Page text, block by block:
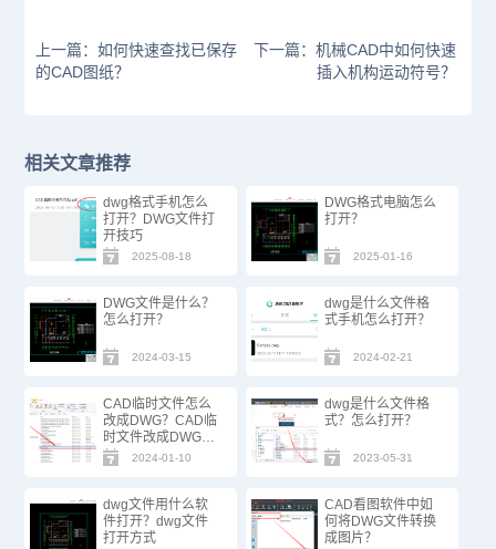
上一篇：如何快速查找已保存
的CAD图纸？
下一篇：机械CAD中如何快速
插入机构运动符号？
相关文章推荐
dwg格式手机怎么
打开？DWG文件打
开技巧
2025-08-18
DWG格式电脑怎么
打开？
2025-01-16
DWG文件是什么？
怎么打开？
2024-03-15
dwg是什么文件格
式手机怎么打开？
2024-02-21
CAD临时文件怎么
改成DWG？CAD临
时文件改成DWG步
骤
2024-01-10
dwg是什么文件格
式？怎么打开？
2023-05-31
dwg文件用什么软
件打开？dwg文件
打开方式
CAD看图软件中如
何将DWG文件转换
成图片？